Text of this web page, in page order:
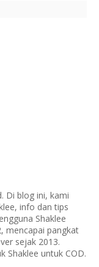
Di blog ini, kami
info dan tips
Shaklee
mencapai pangkat
sejak 2013.
Shaklee untuk COD.